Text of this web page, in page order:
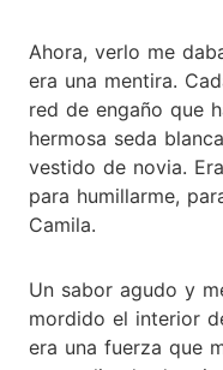
Ahora, verlo me
era una mentira.
red de engaño que
hermosa seda
vestido de novia.
para humillarme,
Camila.
Un sabor agudo y
mordido el interior
era una fuerza que